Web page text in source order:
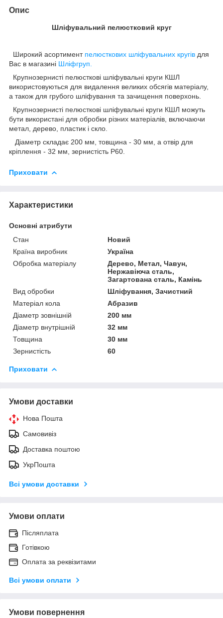
Опис
Шліфувальний пелюстковий круг
Широкий асортимент пелюсткових шліфувальних кругів для
Вас в магазині Шліфгруп.
Крупнозернисті пелюсткові шліфувальні круги КШЛ
використовуються для видалення великих обсягів матеріалу,
а також для грубого шліфування та зачищення поверхонь.
Крупнозернисті пелюсткові шліфувальні круги КШЛ можуть
бути використані для обробки різних матеріалів, включаючи
метал, дерево, пластик і скло.
Діаметр складає 200 мм, товщина - 30 мм, а отвір для
кріплення - 32 мм, зернистість Р60.
Приховати
Характеристики
Основні атрибути
Стан
Новий
Країна виробник
Україна
Обробка матеріалу
Дерево, Метал, Чавун,
Нержавіюча сталь,
Загартована сталь, Камінь
Вид обробки
Шліфування, Зачистний
Матеріал кола
Абразив
Діаметр зовнішній
200 мм
Діаметр внутрішній
32 мм
Товщина
30 мм
Зернистість
60
Приховати
Умови доставки
Нова Пошта
Самовивіз
Доставка поштою
УкрПошта
Всі умови доставки
Умови оплати
Післяплата
Готівкою
Оплата за реквізитами
Всі умови оплати
Умови повернення